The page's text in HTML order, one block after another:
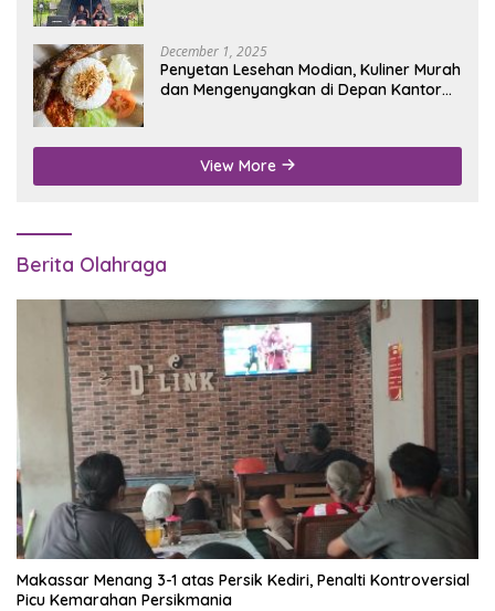
December 1, 2025
Penyetan Lesehan Modian, Kuliner Murah
dan Mengenyangkan di Depan Kantor
View More
Berita Olahraga
Makassar Menang 3-1 atas Persik Kediri, Penalti Kontroversial
Picu Kemarahan Persikmania